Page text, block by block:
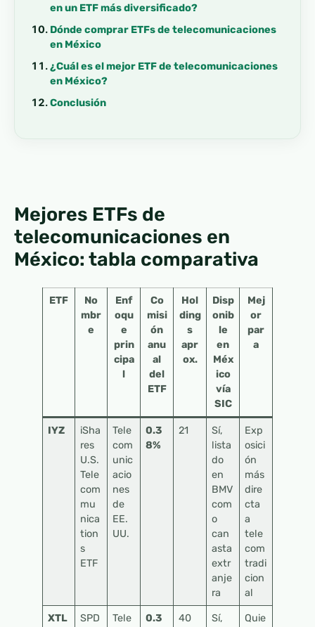
en un ETF más diversificado?
Dónde comprar ETFs de telecomunicaciones
en México
¿Cuál es el mejor ETF de telecomunicaciones
en México?
Conclusión
Mejores ETFs de
telecomunicaciones en
México: tabla comparativa
ETF
No
mbr
e
Enf
oqu
e
prin
cipa
l
Co
misi
ón
anu
al
del
ETF
Hol
ding
s
apr
ox.
Disp
onib
le
en
Méx
ico
vía
SIC
Mej
or
par
a
IYZ
iSha
res
U.S.
Tele
com
mu
nica
tion
s
ETF
Tele
com
unic
acio
nes
de
EE.
UU.
0.3
8%
21
Sí,
lista
do
en
BMV
com
o
can
asta
extr
anje
ra
Exp
osici
ón
más
dire
cta
a
tele
com
tradi
cion
al
XTL
SPD
Tele
0.3
40
Sí,
Quie